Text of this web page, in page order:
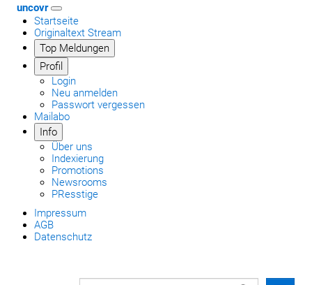
uncovr
Startseite
Originaltext Stream
Top Meldungen
Profil
Login
Neu anmelden
Passwort vergessen
Mailabo
Info
Über uns
Indexierung
Promotions
Newsrooms
PResstige
Impressum
AGB
Datenschutz